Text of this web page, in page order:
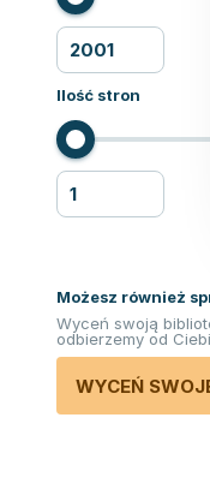
Ilość stron
Możesz również
Wyceń swoją
odbierzemy od
WYCEŃ